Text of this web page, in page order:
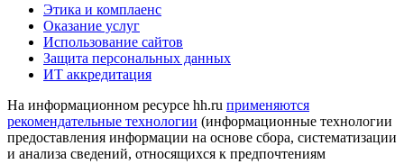
Этика и комплаенс
Оказание услуг
Использование сайтов
Защита персональных данных
ИТ аккредитация
На информационном ресурсе hh.ru применяются
рекомендательные технологии (информационные технологии
предоставления информации на основе сбора, систематизации
и анализа сведений, относящихся к предпочтениям